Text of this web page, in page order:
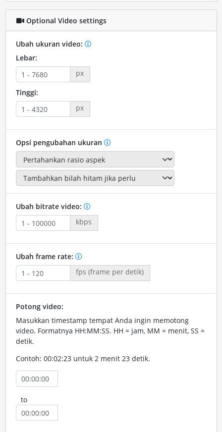
Optional Video settings
Ubah ukuran video:
Lebar:
px
Tinggi:
px
Opsi pengubahan ukuran
Ubah bitrate video:
kbps
Ubah frame rate:
fps (frame per detik)
Potong video:
Masukkan timestamp tempat Anda ingin memotong
video. Formatnya HH:MM:SS. HH = jam, MM = menit, SS =
detik.
Contoh: 00:02:23 untuk 2 menit 23 detik.
to